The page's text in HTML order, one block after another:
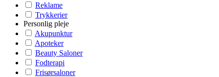
Reklame
Trykkerier
Personlig pleje
Akupunktur
Apoteker
Beauty Saloner
Fodterapi
Frisørsaloner